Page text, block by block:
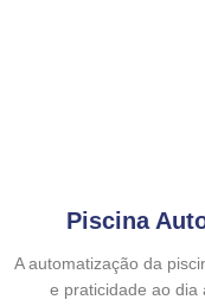
Piscina
A automatização da
e praticidade ao dia